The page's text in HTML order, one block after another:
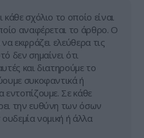
σχόλιο το οποίο είναι
αναφέρεται το άρθρο. Ο
εκφράζει ελεύθερα τις
δεν σημαίνει ότι
και διατηρούμε το
συκοφαντικά ή
εντοπίζουμε. Σε κάθε
την ευθύνη των όσων
νομική ή άλλα